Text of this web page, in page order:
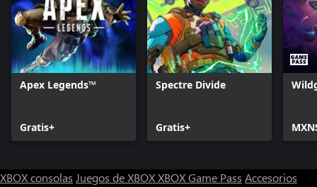
Apex Legends™
Gratis+
Spectre Divide
Gratis+
XBOX consolas Juegos de XBOXXBOX Game Pass Accesorios